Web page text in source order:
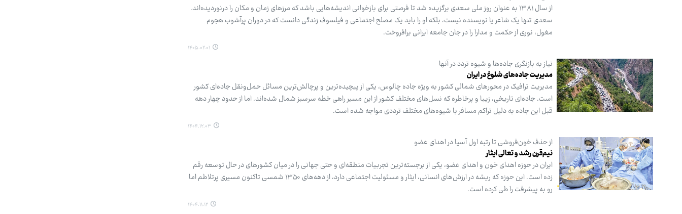
از سال ۱۳۸۱ به عنوان روز ملی سعدی برگزیده شد تا فرصتی برای بازخوانی اندیشه‌هایی باشد که مرزهای زمان و مکان را درنوردیده‌اند.
سعدی تنها یک شاعر یا نویسنده نیست، بلکه او را باید یک مصلح اجتماعی و فیلسوف زندگی دانست که در دوران پرآشوب هجوم
مغول، نوری از حکمت و مدارا را در جان جامعه ایرانی برافروخت.
۱۴۰۵.۰۲.۰۱
نیاز به بازنگری جاده‌ها و شیوه تردد در آنها
مدیریت جاده‌های شلوغ در ایران
مدیریت ترافیک در محورهای شمالی کشور به ویژه جاده چالوس، یکی از پیچیده‌ترین و پرچالش‌ترین مسائل حمل‌ونقل جاده‌ای کشور
است. جاده‌ای تاریخی، زیبا و پرخاطره که نسل‌های مختلف کشور از این مسیر راهی خطه سرسبز شمال شده‌اند. اما از حدود چهار دهه
قبل این جاده به دلیل تراکم مسافر با شیوه‌های مختلف ترددی مواجه شده است.
۱۴۰۴.۱۲.۰۳
از حذف خون‌فروشی تا رتبه اول آسیا در اهدای عضو
نیم‌قرن رشد و تعالی ایثار
ایران در حوزه اهدای خون و اهدای عضو، یکی از برجسته‌ترین تجربیات منطقه‌ای و حتی جهانی را در میان کشورهای در حال توسعه رقم
زده است. این حوزه که ریشه در ارزش‌های انسانی، ایثار و مسئولیت اجتماعی دارد، از دهه‌های ۱۳۵۰ شمسی تاکنون مسیری پرتلاطم اما
رو به پیشرفت را طی کرده است.
۱۴۰۴.۱۱.۱۲